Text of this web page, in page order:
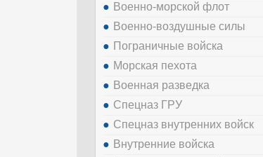
Военно-морской флот
Военно-воздушные силы
Пограничные войска
Морская пехота
Военная разведка
Спецназ ГРУ
Спецназ внутренних войск
Внутренние войска